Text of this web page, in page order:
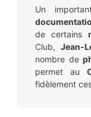
Un
de certains
Club,Jean-
nombre de
permet au
fidèlement